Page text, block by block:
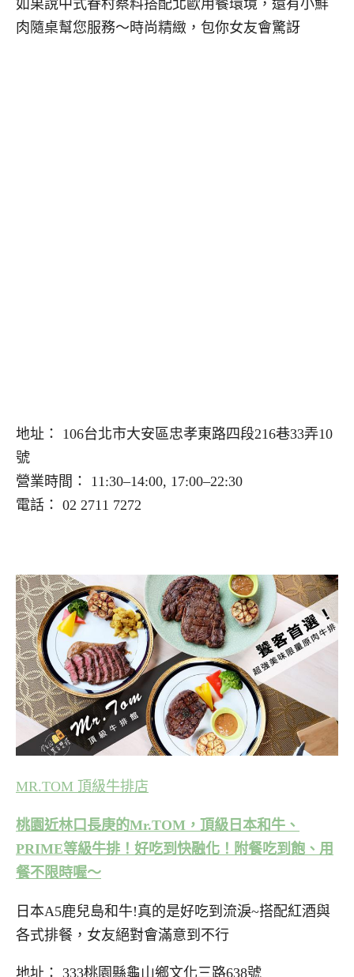
如果說中式眷村蔡料搭配北歐用餐環境，還有小鮮
肉隨桌幫您服務～時尚精緻，包你女友會驚訝
地址： 106台北市大安區忠孝東路四段216巷33弄10
號
營業時間： 11:30–14:00, 17:00–22:30
電話： 02 2711 7272
MR.TOM 頂級牛排店
桃園近林口長庚的Mr.TOM，頂級日本和牛、
PRIME等級牛排！好吃到快融化！附餐吃到飽、用
餐不限時喔～
日本A5鹿兒島和牛!真的是好吃到流淚~搭配紅酒與
各式排餐，女友絕對會滿意到不行
地址： 333桃園縣龜山鄉文化三路638號